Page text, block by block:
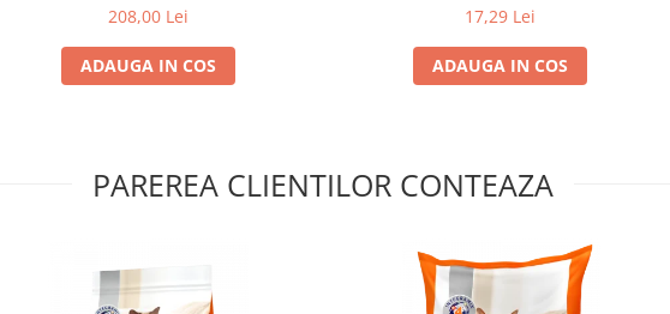
208,00 Lei
ADAUGA IN COS
17,29 Lei
ADAUGA IN COS
PAREREA CLIENTILOR CONTEAZA